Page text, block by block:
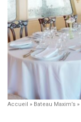
Accueil » Bateau Maxim’s »